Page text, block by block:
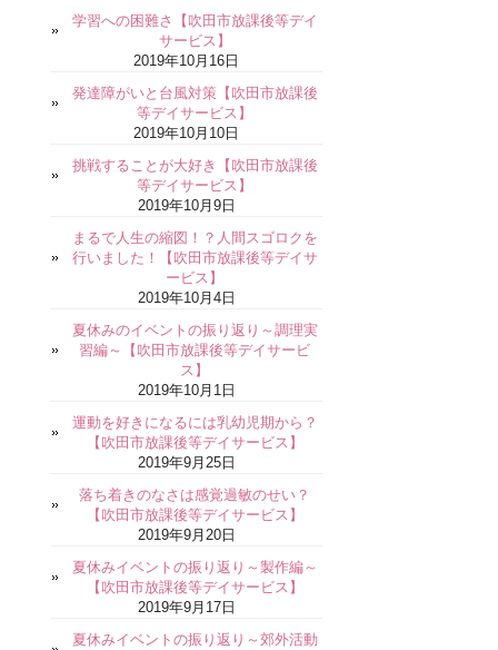
学習への困難さ【吹田市放課後等デイ
サービス】
2019年10月16日
発達障がいと台風対策【吹田市放課後
等デイサービス】
2019年10月10日
挑戦することが大好き【吹田市放課後
等デイサービス】
2019年10月9日
まるで人生の縮図！？人間スゴロクを
行いました！【吹田市放課後等デイサ
ービス】
2019年10月4日
夏休みのイベントの振り返り～調理実
習編～【吹田市放課後等デイサービ
ス】
2019年10月1日
運動を好きになるには乳幼児期から？
【吹田市放課後等デイサービス】
2019年9月25日
落ち着きのなさは感覚過敏のせい？
【吹田市放課後等デイサービス】
2019年9月20日
夏休みイベントの振り返り～製作編～
【吹田市放課後等デイサービス】
2019年9月17日
夏休みイベントの振り返り～郊外活動